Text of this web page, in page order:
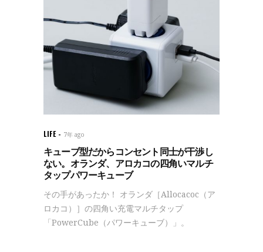
LIFE 7年 ago
キューブ型だからコンセント同士が干渉し
ない。オランダ、アロカコの四角いマルチ
タップパワーキューブ
その手があったか！ オランダ［Allocacoc（ア
ロカコ）］の四角い充電マルチタップ
「PowerCube（パワーキューブ）」。